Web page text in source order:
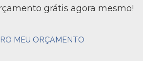
grátis agora mesmo!
MEU ORÇAMENTO